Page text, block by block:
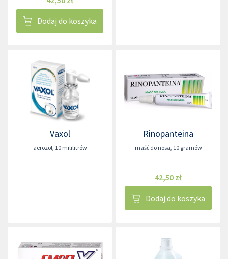
Dodaj do koszyka
Vaxol
aerozol, 10 mililitrów
Rinopanteina
maść do nosa, 10 gramów
42,50 zł
Dodaj do koszyka